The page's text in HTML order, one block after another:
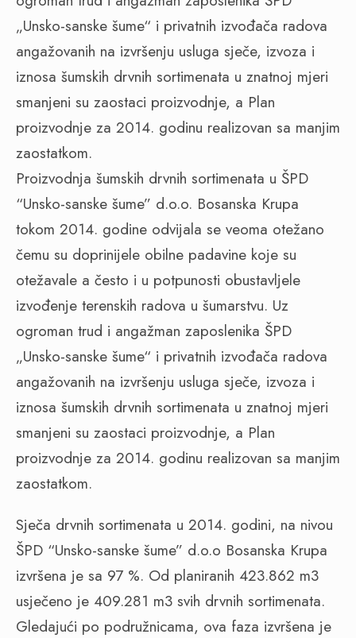
„Unsko-sanske šume“ i privatnih izvođača radova
angažovanih na izvršenju usluga sječe, izvoza i
iznosa šumskih drvnih sortimenata u znatnoj mjeri
smanjeni su zaostaci proizvodnje, a Plan
proizvodnje za 2014. godinu realizovan sa manjim
zaostatkom.
Proizvodnja šumskih drvnih sortimenata u ŠPD
“Unsko-sanske šume” d.o.o. Bosanska Krupa
tokom 2014. godine odvijala se veoma otežano
čemu su doprinijele obilne padavine koje su
otežavale a često i u potpunosti obustavljele
izvođenje terenskih radova u šumarstvu. Uz
ogroman trud i angažman zaposlenika ŠPD
„Unsko-sanske šume“ i privatnih izvođača radova
angažovanih na izvršenju usluga sječe, izvoza i
iznosa šumskih drvnih sortimenata u znatnoj mjeri
smanjeni su zaostaci proizvodnje, a Plan
proizvodnje za 2014. godinu realizovan sa manjim
zaostatkom.
Sječa drvnih sortimenata u 2014. godini, na nivou
ŠPD “Unsko-sanske šume” d.o.o Bosanska Krupa
izvršena je sa 97 %. Od planiranih 423.862 m3
usječeno je 409.281 m3 svih drvnih sortimenata.
Gledajući po podružnicama, ova faza izvršena je